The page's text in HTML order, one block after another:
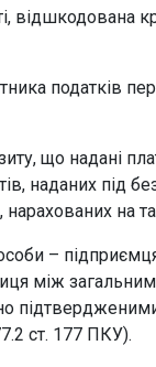
відшкодована
податків
що надані
наданих під
на
–
між
ст. 177 ПКУ).